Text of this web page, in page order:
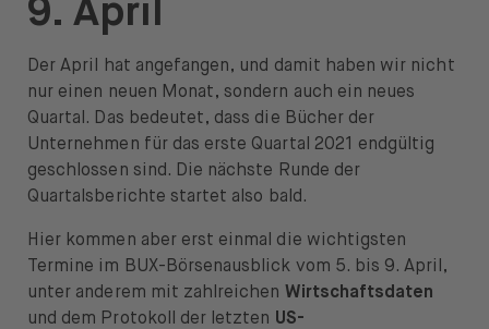
News & Insights
Prime
Sicherheit & Schutz
Über
Karriere
Presse
9. April
Der April hat angefangen, und damit haben wir nicht
nur einen neuen Monat, sondern auch ein neues
Quartal. Das bedeutet, dass die Bücher der
Unternehmen für das erste Quartal 2021 endgültig
geschlossen sind. Die nächste Runde der
Quartalsberichte startet also bald.
Hier kommen aber erst einmal die wichtigsten
Termine im BUX-Börsenausblick vom 5. bis 9. April,
unter anderem mit zahlreichen Wirtschaftsdaten
und dem Protokoll der letzten US-